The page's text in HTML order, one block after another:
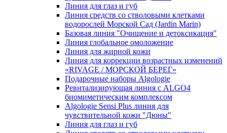
Линия для глаз и губ
Линия средств со стволовыми клетками
водорослей Морской Сад (Jardin Marin)
Базовая линия "Очищение и детоксикация"
Линия глобальное омоложение
Линия для жирной кожи
Линия для коррекции возрастных изменений
«RIVAGE / МОРСКОЙ БЕРЕГ»
Подарочные наборы Algologie
Ревитализирующая линия с ALGO4
биомиметическим комплексом
Algologie Sensi Plus линия для
чувcтвительной кожи "Дюны"
Линия для глаз и губ